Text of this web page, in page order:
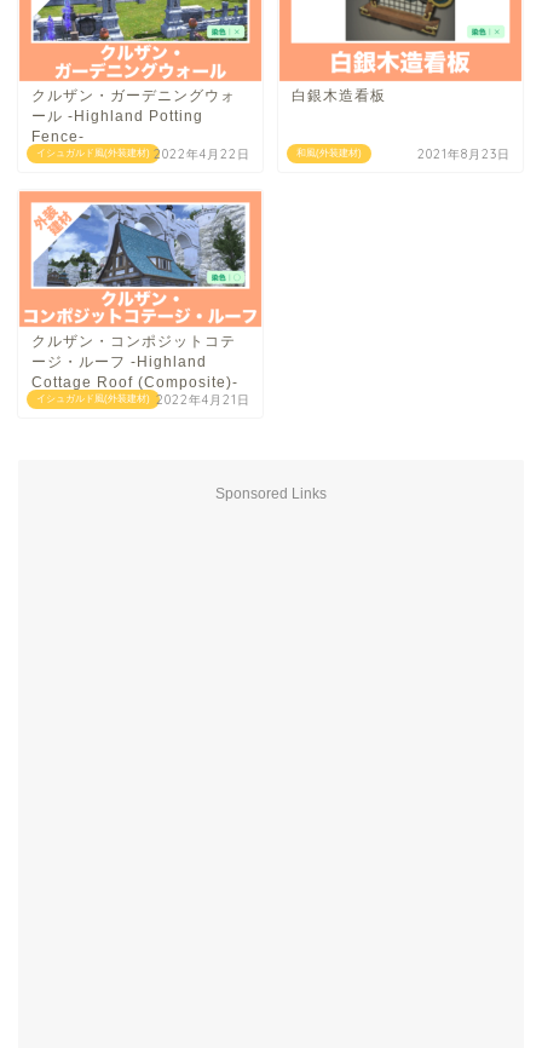
イシュガルド風(外装建材)
クルザン・ガーデニングウォ
ール -Highland Potting
Fence-
2022年4月22日 和風(外装建材)
白銀木造看板
2021年8月23日
イシュガルド風(外装建材)
クルザン・コンポジットコテ
ージ・ルーフ -Highland
Cottage Roof (Composite)-
2022年4月21日
Sponsored Links